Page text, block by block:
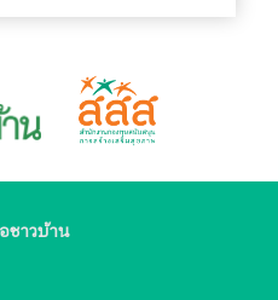
ชาวบ้าน